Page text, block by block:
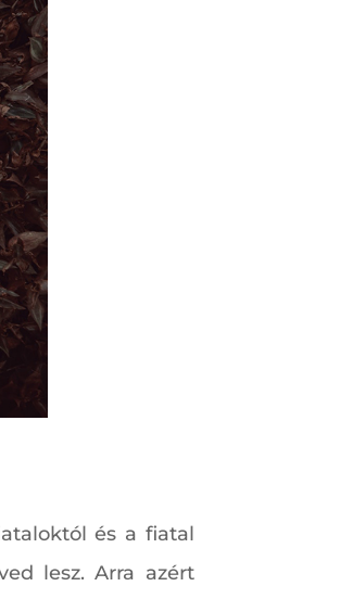
és a fiatal
lesz. Arra azért